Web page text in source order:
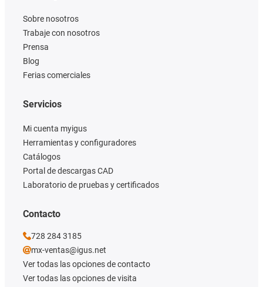
Sobre nosotros
Trabaje con nosotros
Prensa
Blog
Ferias comerciales
Servicios
Mi cuenta myigus
Herramientas y configuradores
Catálogos
Portal de descargas CAD
Laboratorio de pruebas y certificados
Contacto
728 284 3185
mx-ventas@igus.net
Ver todas las opciones de contacto
Ver todas las opciones de visita